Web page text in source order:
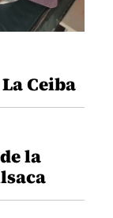
Ceiba
la